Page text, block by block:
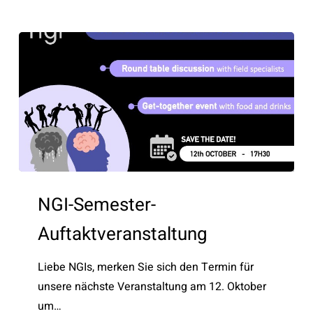
Semester-
NGI-Semester-
Auftaktveranstaltung
Liebe NGIs, merken Sie sich den Termin für
unsere nächste Veranstaltung am 12. Oktober
um…